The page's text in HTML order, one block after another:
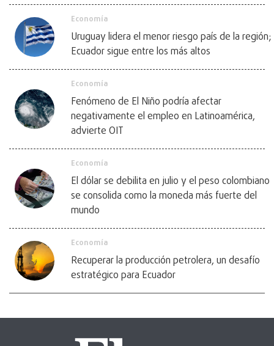
Economía
Uruguay lidera el menor riesgo país de la región;
Ecuador sigue entre los más altos
Economía
Fenómeno de El Niño podría afectar
negativamente el empleo en Latinoamérica,
advierte OIT
Economía
El dólar se debilita en julio y el peso colombiano
se consolida como la moneda más fuerte del
mundo
Economía
Recuperar la producción petrolera, un desafío
estratégico para Ecuador